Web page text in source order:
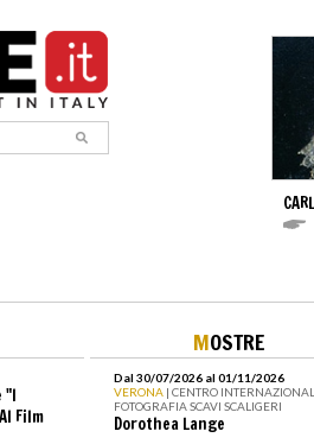
"I
Film
MOSTRE
Dal 30/07/2026 al 01/11/2026
VERONA | CENTRO
FOTOGRAFIA SCAVI SCALIGERI
Dorothea Lange